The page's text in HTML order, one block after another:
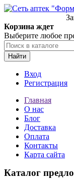
Корзина ждет
Выберите любое
Найти
Вход
Регистрация
Главная
О нас
Блог
Доставка
Оплата
Контакты
Карта сайта
Каталог